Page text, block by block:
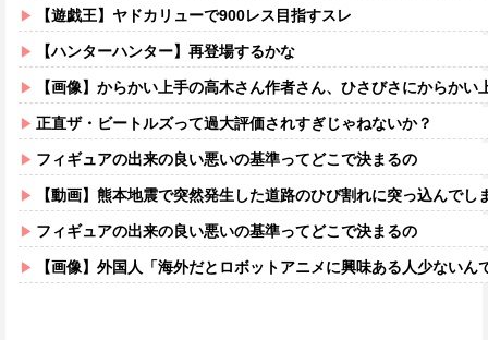
【遊戯王】ヤドカリューで900レス目指すスレ
【ハンターハンター】再登場するかな
【画像】からかい上手の高木さん作者さん、ひさびさにからかい上手の高木
正直ザ・ビートルズって過大評価されすぎじゃねないか？
フィギュアの出来の良い悪いの基準ってどこで決まるの
【動画】熊本地震で突然発生した道路のひび割れに突っ込んでし
フィギュアの出来の良い悪いの基準ってどこで決まるの
【画像】外国人「海外だとロボットアニメに興味ある人少ないん